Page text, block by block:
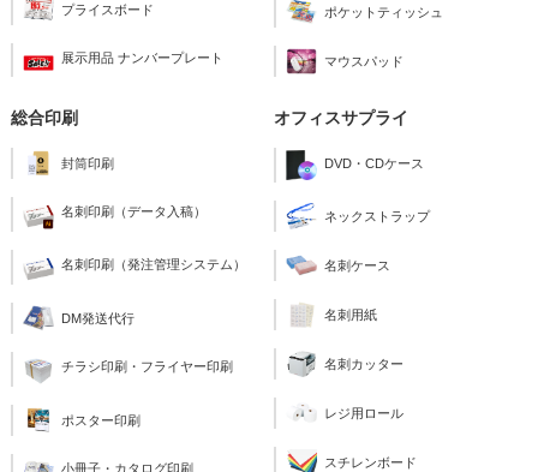
プライスボード
展示用品 ナンバープレート
ポケットティッシュ
マウスパッド
総合印刷
封筒印刷
名刺印刷（データ入稿）
名刺印刷（発注管理システム）
DM発送代行
チラシ印刷・フライヤー印刷
ポスター印刷
小冊子・カタログ印刷
オフィスサプライ
DVD・CDケース
ネックストラップ
名刺ケース
名刺用紙
名刺カッター
レジ用ロール
スチレンボード